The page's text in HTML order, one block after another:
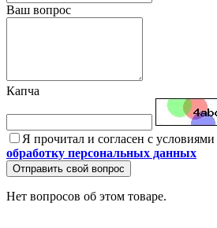
Ваш вопрос
Капча
Я прочитал и согласен с условиями
обработку персональных данных
Отправить свой вопрос
Нет вопросов об этом товаре.